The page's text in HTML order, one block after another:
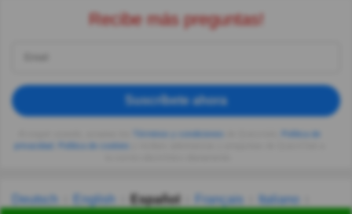
Recibe más preguntas!
Suscríbete ahora
Deutsch English Español Français
Italiano